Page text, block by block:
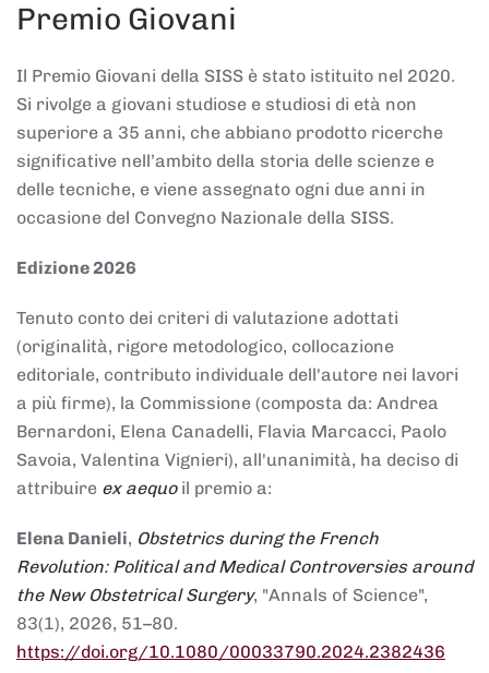
Premio Giovani
Il Premio Giovani della SISS è stato istituito nel 2020.
Si rivolge a giovani studiose e studiosi di età non
superiore a 35 anni, che abbiano prodotto ricerche
significative nell’ambito della storia delle scienze e
delle tecniche, e viene assegnato ogni due anni in
occasione del Convegno Nazionale della SISS.
Edizione 2026
Tenuto conto dei criteri di valutazione adottati
(originalità, rigore metodologico, collocazione
editoriale, contributo individuale dell'autore nei lavori
a più firme), la Commissione (composta da: Andrea
Bernardoni, Elena Canadelli, Flavia Marcacci, Paolo
Savoia, Valentina Vignieri), all'unanimità, ha deciso di
attribuire ex aequoil premio a:
Elena Danieli, Obstetrics during the French
Revolution: Political and Medical Controversies around
the New Obstetrical Surgery, "Annals of Science",
83(1), 2026, 51–80.
https://doi.org/10.1080/00033790.2024.2382436